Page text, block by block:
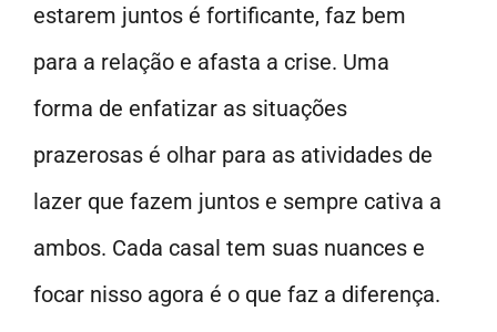
estarem juntos é fortificante, faz bem
para a relação e afasta a crise. Uma
forma de enfatizar as situações
prazerosas é olhar para as atividades de
lazer que fazem juntos e sempre cativa a
ambos. Cada casal tem suas nuances e
focar nisso agora é o que faz a diferença.